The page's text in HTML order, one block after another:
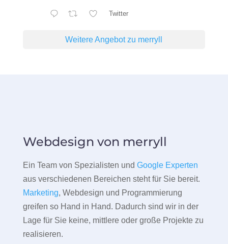
Twitter
Weitere Angebot zu merryll
Webdesign von merryll
Ein Team von Spezialisten und Google Experten
aus verschiedenen Bereichen steht für Sie bereit.
Marketing, Webdesign und Programmierung
greifen so Hand in Hand. Dadurch sind wir in der
Lage für Sie keine, mittlere oder große Projekte zu
realisieren.